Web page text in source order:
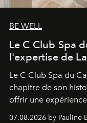
BE WELL
Le C Club Spa
l'expertise de
Le C Club Spa du
chapitre de son
offrir une
expertise se
07.08.2026 by Pauline